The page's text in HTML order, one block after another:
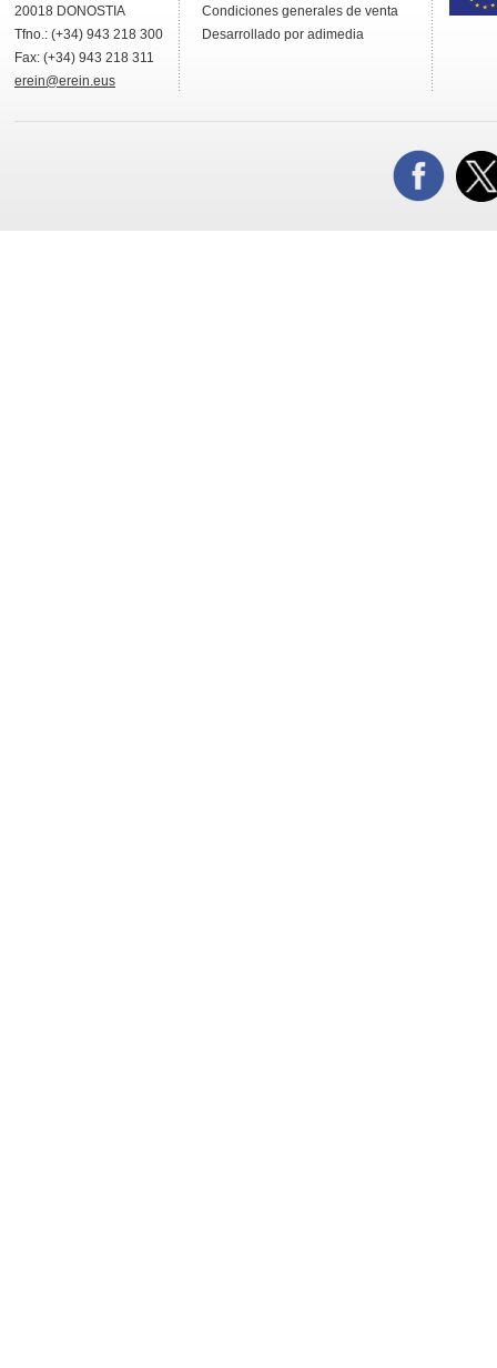
20018 DONOSTIA
Tfno.: (+34) 943 218 300
Fax: (+34) 943 218 311
erein@erein.eus
Condiciones generales de venta
Desarrollado por adimedia